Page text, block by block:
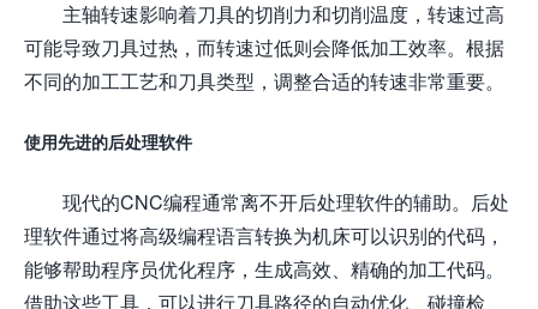
主轴转速影响着刀具的切削力和切削温度，转速过高
可能导致刀具过热，而转速过低则会降低加工效率。根据
不同的加工工艺和刀具类型，调整合适的转速非常重要。
使用先进的后处理软件
现代的CNC编程通常离不开后处理软件的辅助。后处
理软件通过将高级编程语言转换为机床可以识别的代码，
能够帮助程序员优化程序，生成高效、精确的加工代码。
借助这些工具，可以进行刀具路径的自动优化、碰撞检